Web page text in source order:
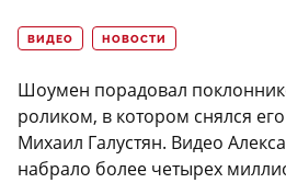
ВИДЕО НОВОСТИ
Шоумен порадовал
роликом, в котором снялся
Михаил Галустян. Видео
набрало более четырех